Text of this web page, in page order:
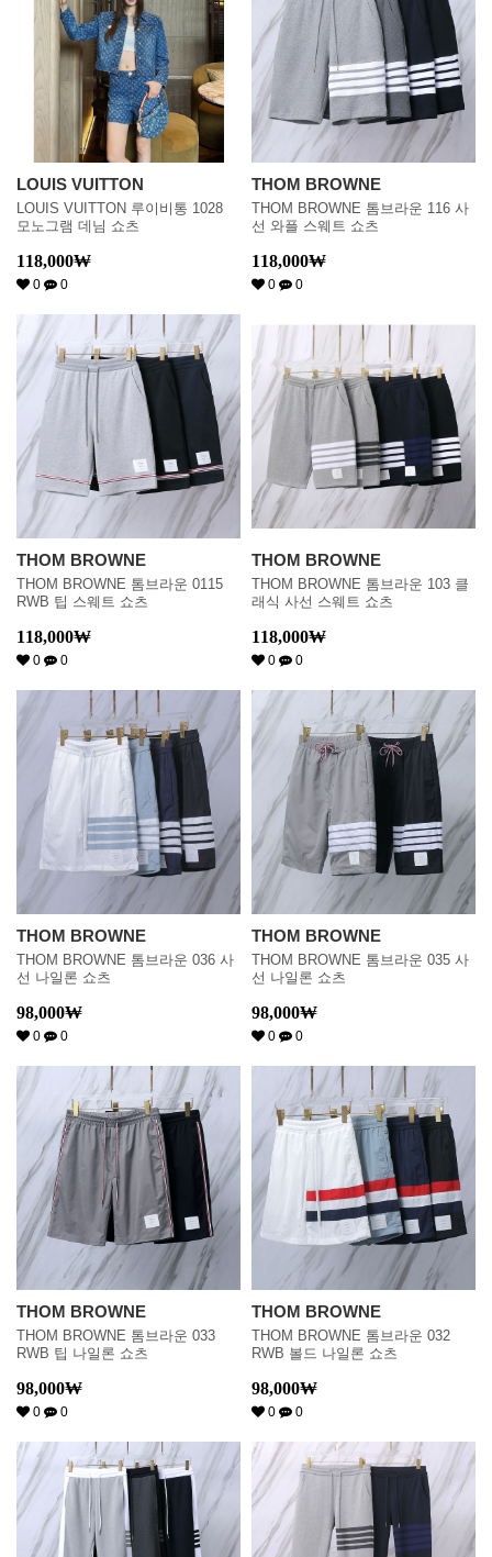
LOUIS VUITTON
LOUIS VUITTON 루이비통 1028
모노그램 데님 쇼츠
118,000₩
0 0
THOM BROWNE
THOM BROWNE 톰브라운 116 사
선 와플 스웨트 쇼츠
118,000₩
0 0
THOM BROWNE
THOM BROWNE 톰브라운 0115
RWB 팁 스웨트 쇼츠
118,000₩
0 0
THOM BROWNE
THOM BROWNE 톰브라운 103 클
래식 사선 스웨트 쇼츠
118,000₩
0 0
THOM BROWNE
THOM BROWNE 톰브라운 036 사
선 나일론 쇼츠
98,000₩
0 0
THOM BROWNE
THOM BROWNE 톰브라운 035 사
선 나일론 쇼츠
98,000₩
0 0
THOM BROWNE
THOM BROWNE 톰브라운 033
RWB 팁 나일론 쇼츠
98,000₩
0 0
THOM BROWNE
THOM BROWNE 톰브라운 032
RWB 볼드 나일론 쇼츠
98,000₩
0 0